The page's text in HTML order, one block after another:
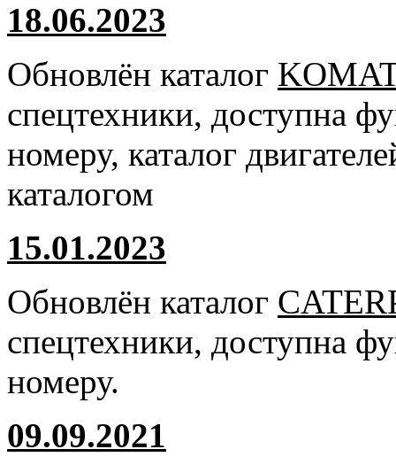
18.06.2023
Обновлён каталог
спецтехники, доступна
номеру, каталог
каталогом
15.01.2023
Обновлён каталог
спецтехники, доступна
номеру.
09.09.2021